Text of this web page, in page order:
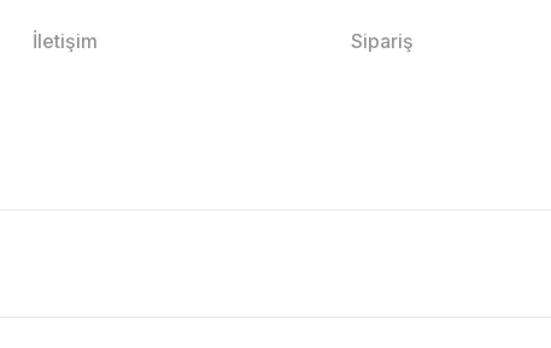
İletişim Sipariş